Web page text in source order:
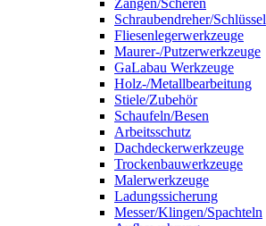
Zangen/Scheren
Schraubendreher/Schlüssel
Fliesenlegerwerkzeuge
Maurer-/Putzerwerkzeuge
GaLabau Werkzeuge
Holz-/Metallbearbeitung
Stiele/Zubehör
Schaufeln/Besen
Arbeitsschutz
Dachdeckerwerkzeuge
Trockenbauwerkzeuge
Malerwerkzeuge
Ladungssicherung
Messer/Klingen/Spachteln